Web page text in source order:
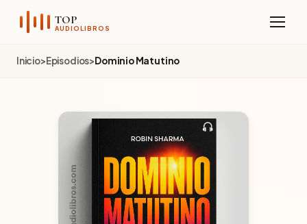
TOP
AUDIOLIBROSSobre el Canal
Telegram
Inicio>Episodios>Dominio Matutino